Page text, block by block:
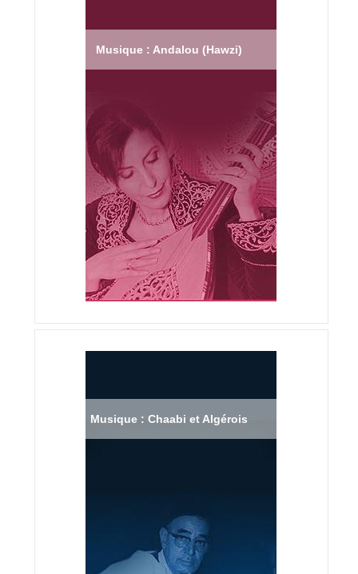
Musique : Andalou (Hawzi)
Musique : Chaabi et Algérois